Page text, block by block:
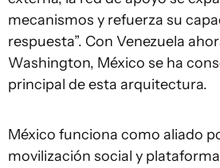
mecanismos y refuerza su
respuesta”. Con Venezuela
Washington, México se ha
principal de esta arquitectura.
México funciona como aliado
movilización social y